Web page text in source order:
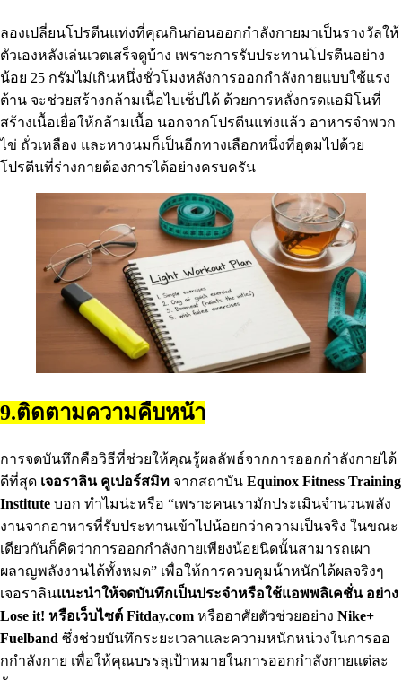
ลองเปลี่ยนโปรตีนแท่งที่คุณกินก่อนออกกําลังกายมาเป็นรางวัลให้
ตัวเองหลังเล่นเวตเสร็จดูบ้าง เพราะการรับประทานโปรตีนอย่าง
น้อย 25 กรัมไม่เกินหนึ่งชั่วโมงหลังการออกกําลังกายแบบใช้แรง
ต้าน จะช่วยสร้างกล้ามเนื้อไบเซ็ปได้ ด้วยการหลั่งกรดแอมิโนที่
สร้างเนื้อเยื่อให้กล้ามเนื้อ นอกจากโปรตีนแท่งแล้ว อาหารจําพวก
ไข่ ถั่วเหลือง และหางนมก็เป็นอีกทางเลือกหนึ่งที่อุดมไปด้วย
โปรตีนที่ร่างกายต้องการได้อย่างครบครัน
9.ติดตามความคืบหน้า
การจดบันทึกคือวิธีที่ช่วยให้คุณรู้ผลลัพธ์จากการออกกําลังกายได้
ดีที่สุด เจอราลิน คูเปอร์สมิท จากสถาบัน Equinox Fitness Training
Institute บอก ทําไมน่ะหรือ “เพราะคนเรามักประเมินจํานวนพลัง
งานจากอาหารที่รับประทานเข้าไปน้อยกว่าความเป็นจริง ในขณะ
เดียวกันก็คิดว่าการออกกําลังกายเพียงน้อยนิดนั้นสามารถเผา
ผลาญพลังงานได้ทั้งหมด” เพื่อให้การควบคุมน้ําหนักได้ผลจริงๆ
เจอราลินแนะนําให้จดบันทึกเป็นประจําหรือใช้แอพพลิเคชั่น อย่าง
Lose it! หรือเว็บไซต์ Fitday.com หรืออาศัยตัวช่วยอย่าง Nike+
Fuelband ซึ่งช่วยบันทึกระยะเวลาและความหนักหน่วงในการออ
กกําลังกาย เพื่อให้คุณบรรลุเป้าหมายในการออกกําลังกายแต่ละ